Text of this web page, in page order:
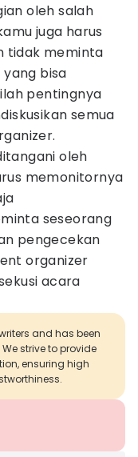
oleh salah
juga harus
tidak meminta
bisa
pentingnya
semua
oleh
memonitornya
seseorang
pengecekan
organizer
acara
and has been
strive to provide
ensuring high